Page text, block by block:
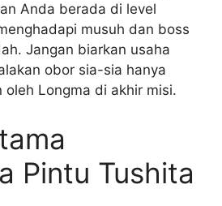
Anda berada di level
musuh dan boss
Jangan biarkan usaha
obor sia-sia hanya
oleh Longma di akhir misi.
Pintu Tushita